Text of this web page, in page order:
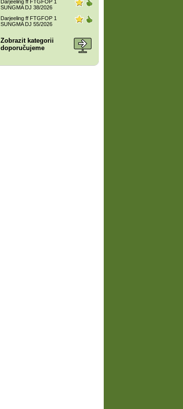
Darjeeling ff FTGFOP 1
SUNGMA DJ 38/2026
Darjeeling ff FTGFOP 1
SUNGMA DJ 55/2026
Zobrazit kategorii
doporučujeme